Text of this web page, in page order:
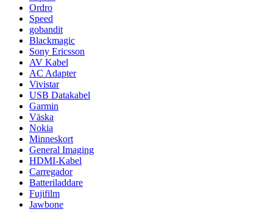
Ordro
Speed
gobandit
Blackmagic
Sony Ericsson
AV Kabel
AC Adapter
Vivistar
USB Datakabel
Garmin
Väska
Nokia
Minneskort
General Imaging
HDMI-Kabel
Carregador
Batteriladdare
Fujifilm
Jawbone